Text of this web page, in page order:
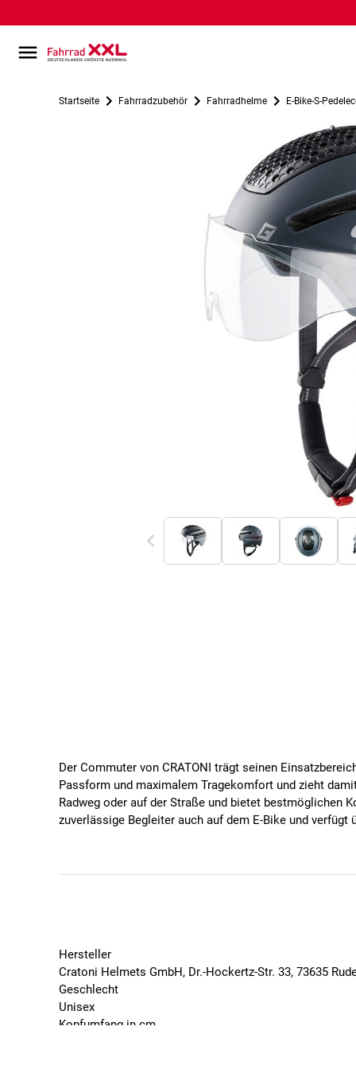
Startseite Fahrradzubehör Fahrradhelme E-Bike-S-
Der Commuter von CRATONI trägt seinen
Passform und maximalem Tragekomfort und zieht
Radweg oder auf der Straße und bietet bestmöglichen
zuverlässige Begleiter auch auf dem E-Bike und
Im Falle eines Crashs entfaltet er seine volle
Gurtband + Logo reflektierend
Steplock Schloss
3-fache Höhenverstellung
Gurtbandführung für vereinfachtes Aufsetzen
Inkl. Rücklicht
Hersteller
Cratoni Helmets GmbH, Dr.-Hockertz-Str. 33, 73635
Geschlecht
Unisex
Kopfumfang in cm